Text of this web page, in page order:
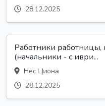
28.12.2025
Работники работницы,
(начальники - с иври...
Нес Циона
28.12.2025